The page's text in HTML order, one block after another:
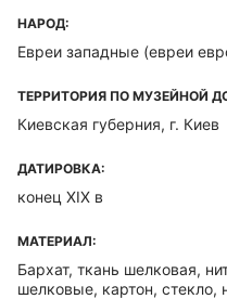
НАРОД:
Евреи западные (евреи
ТЕРРИТОРИЯ ПО МУЗЕЙНОЙ
Киевская губерния, г. Киев
ДАТИРОВКА:
конец XIX в
МАТЕРИАЛ:
Бархат, ткань шелковая,
шелковые, картон, стекло,